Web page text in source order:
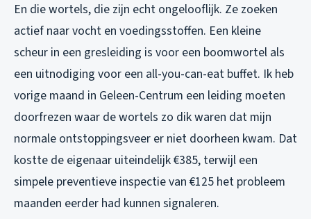
En die wortels, die zijn echt ongelooflijk. Ze zoeken
actief naar vocht en voedingsstoffen. Een kleine
scheur in een gresleiding is voor een boomwortel als
een uitnodiging voor een all-you-can-eat buffet. Ik heb
vorige maand in Geleen-Centrum een leiding moeten
doorfrezen waar de wortels zo dik waren dat mijn
normale ontstoppingsveer er niet doorheen kwam. Dat
kostte de eigenaar uiteindelijk €385, terwijl een
simpele preventieve inspectie van €125 het probleem
maanden eerder had kunnen signaleren.